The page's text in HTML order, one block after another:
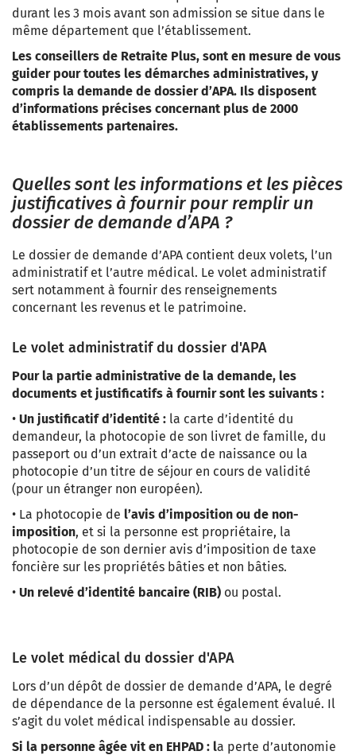
durant les 3 mois avant son admission se situe dans le
même département que l’établissement.
Les conseillers de Retraite Plus, sont en mesure de vous
guider pour toutes les démarches administratives, y
compris la demande de dossier d’APA. Ils disposent
d’informations précises concernant plus de 2000
établissements partenaires.
Quelles sont les informations et les pièces
justificatives à fournir pour remplir un
dossier de demande d’APA ?
Le dossier de demande d’APA contient deux volets, l’un
administratif et l’autre médical. Le volet administratif
sert notamment à fournir des renseignements
concernant les revenus et le patrimoine.
Le volet administratif du dossier d'APA
Pour la partie administrative de la demande, les
documents et justificatifs à fournir sont les suivants :
• Un justificatif d’identité : la carte d’identité du
demandeur, la photocopie de son livret de famille, du
passeport ou d’un extrait d’acte de naissance ou la
photocopie d’un titre de séjour en cours de validité
(pour un étranger non européen).
• La photocopie de l’avis d’imposition ou de non-
imposition, et si la personne est propriétaire, la
photocopie de son dernier avis d’imposition de taxe
foncière sur les propriétés bâties et non bâties.
• Un relevé d’identité bancaire (RIB) ou postal.
Le volet médical du dossier d'APA
Lors d’un dépôt de dossier de demande d’APA, le degré
de dépendance de la personne est également évalué. Il
s’agit du volet médical indispensable au dossier.
Si la personne âgée vit en EHPAD : la perte d’autonomie